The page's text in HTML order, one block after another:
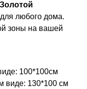
любого дома.
зоны на вашей
100*100см
виде: 130*100 см